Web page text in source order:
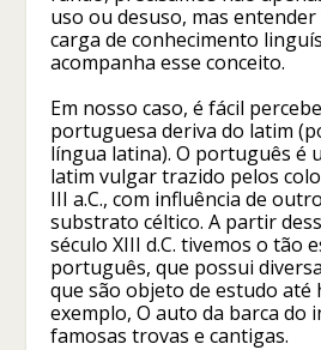
uso ou desuso, mas
carga de conhecimento
acompanha esse conceito.
Em nosso caso, é fácil
portuguesa deriva do latim
língua latina). O português é
latim vulgar trazido pelos
III a.C., com influência de
substrato céltico. A partir
século XIII d.C. tivemos o tão
português, que possui
que são objeto de estudo até
exemplo, O auto da barca do
famosas trovas e cantigas.